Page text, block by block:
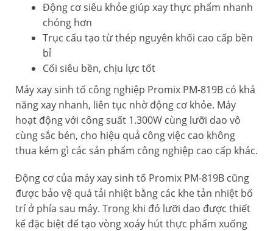
Động cơ siêu khỏe giúp xay thực phẩm nhanh
chóng hơn
Trục cấu tạo từ thép nguyên khối cao cấp bền
bỉ
Cối siêu bền, chịu lực tốt
Máy xay sinh tố công nghiệp Promix PM-819B có khả
năng xay nhanh, liên tục nhờ động cơ khỏe. Máy
hoạt động với công suất 1.300W cùng lưỡi dao vô
cùng sắc bén, cho hiệu quả công việc cao không
thua kém gì các sản phẩm công nghiệp cao cấp khác.
Động cơ của máy xay sinh tố Promix PM-819B cũng
được bảo vệ quá tải nhiệt bằng các khe tản nhiệt bố
trí ở phía sau máy. Trong khi đó lưỡi dao được thiết
kế đặc biệt để tạo vòng xoáy hút thực phẩm xuống